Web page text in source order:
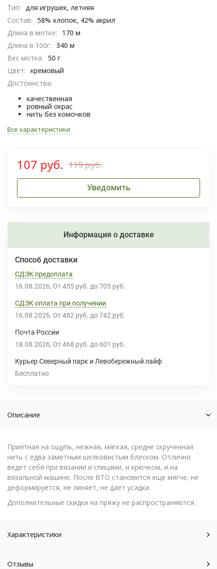
Тип: для игрушек, летняя
Состав: 58% хлопок, 42% акрил​
Длина в мотке:
170 м
Длина в 100г: 340 м
Вес мотка: 50 г
Цвет: кремовый
Достоинства:
качественная
ровный окрас
нить без комочков
Все характеристики
107 руб. 119 руб.
Уведомить
Информация о доставке
Способ доставки
СДЭК предоплата
16.08.2026 От 455 руб. до 705 руб.
СДЭК оплата при получении
16.08.2026 От 482 руб. до 742 руб.
Почта России
18.08.2026 От 468 руб. до 601 руб.
Курьер Северный парк и Левобережный лайф
Бесплатно
Описание
Приятная на ощупь, нежная, мягкая, средне скрученная
нить с едва заметным шелковистым блеском. Отлично
ведет себя при вязании и спицами, и крючком, и на
вязальной машине. После ВТО становится еще мягче, не
деформируется, не линяет, не дает усадки.
Дополнительные скидки на пряжу не распространяются.
Характеристики
Отзывы